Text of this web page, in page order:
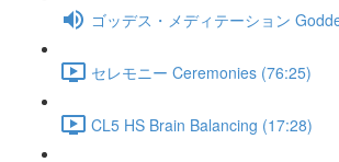
ゴッデス・メディテーション
セレモニー Ceremonies (76:25)
CL5 HS Brain Balancing (17:28)